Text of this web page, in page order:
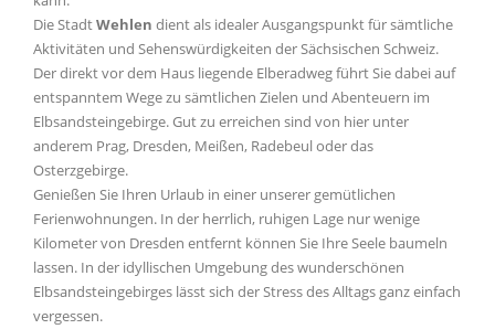
Die StadtWehlen dient als idealer Ausgangspunkt für sämtliche
Aktivitäten und Sehenswürdigkeiten der Sächsischen Schweiz.
Der direkt vor dem Haus liegende Elberadweg führt Sie dabei auf
entspanntem Wege zu sämtlichen Zielen und Abenteuern im
Elbsandsteingebirge. Gut zu erreichen sind von hier unter
anderem Prag, Dresden, Meißen, Radebeul oder das
Osterzgebirge.
Genießen Sie Ihren Urlaub in einer unserer gemütlichen
Ferienwohnungen. In der herrlich, ruhigen Lage nur wenige
Kilometer von Dresden entfernt können Sie Ihre Seele baumeln
lassen. In der idyllischen Umgebung des wunderschönen
Elbsandsteingebirges lässt sich der Stress des Alltags ganz einfach
vergessen.